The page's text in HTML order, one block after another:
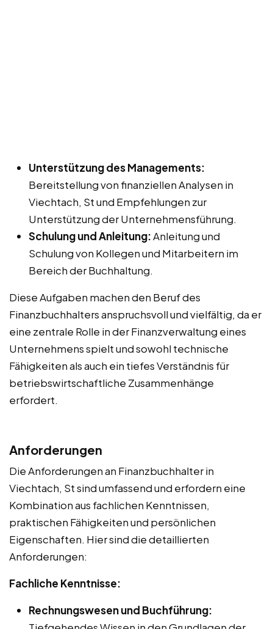
Unterstützung des Managements:
Bereitstellung von finanziellen Analysen in
Viechtach, St und Empfehlungen zur
Unterstützung der Unternehmensführung.
Schulung und Anleitung:Anleitung und
Schulung von Kollegen und Mitarbeitern im
Bereich der Buchhaltung.
Diese Aufgaben machen den Beruf des
Finanzbuchhalters anspruchsvoll und vielfältig, da er
eine zentrale Rolle in der Finanzverwaltung eines
Unternehmens spielt und sowohl technische
Fähigkeiten als auch ein tiefes Verständnis für
betriebswirtschaftliche Zusammenhänge
erfordert.
Anforderungen
Die Anforderungen an Finanzbuchhalter in
Viechtach, St sind umfassend und erfordern eine
Kombination aus fachlichen Kenntnissen,
praktischen Fähigkeiten und persönlichen
Eigenschaften. Hier sind die detaillierten
Anforderungen:
Fachliche Kenntnisse:
Rechnungswesen und Buchführung: